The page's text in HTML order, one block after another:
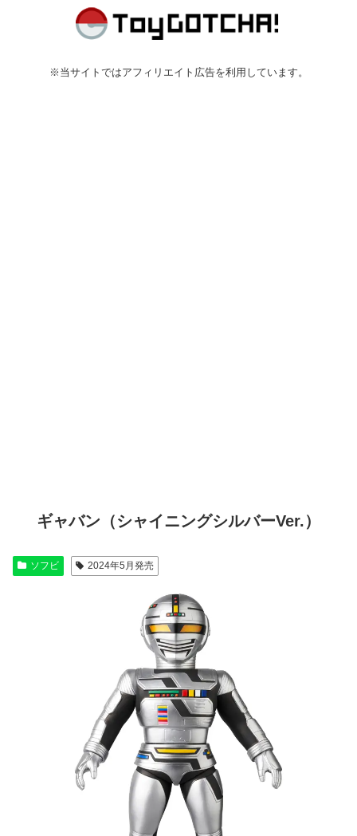
※当サイトではアフィリエイト広告を利用しています。
ギャバン（シャイニングシルバーVer.）
ソフビ 2024年5月発売